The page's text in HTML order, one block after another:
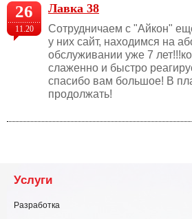
26
11.20
Лавка 38
Cотрудничаем с "Айкон"
у них сайт, находимся на
обслуживании уже 7
слаженно и быстро
спасибо вам большое! В
продолжать!
Услуги
Разработка